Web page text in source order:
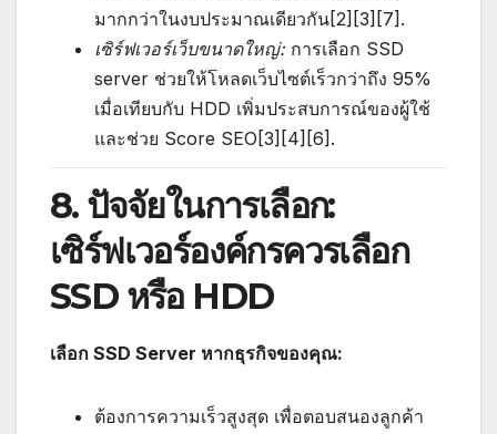
มากกว่าในงบประมาณเดียวกัน[2][3][7].
เซิร์ฟเวอร์เว็บขนาดใหญ่:การเลือก SSD
server ช่วยให้โหลดเว็บไซต์เร็วกว่าถึง 95%
เมื่อเทียบกับ HDD เพิ่มประสบการณ์ของผู้ใช้
และช่วย Score SEO[3][4][6].
8. ปัจจัยในการเลือก:
เซิร์ฟเวอร์องค์กรควรเลือก
SSD หรือ HDD
เลือก SSD Server หากธุรกิจของคุณ:
ต้องการความเร็วสูงสุด เพื่อตอบสนองลูกค้า